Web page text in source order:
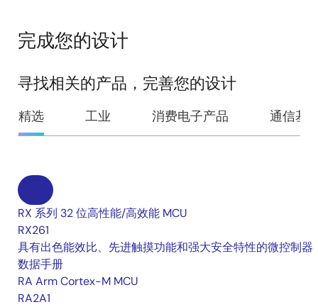
完成您的设计
寻找相关的产品，完善您的设计
精选 工业 消费电子产品 通信基
RX 系列 32 位高性能/高效能 MCU
RX261
具有出色能效比、先进触摸功能和强大安全特性的微控制器
数据手册
RA Arm Cortex-M MCU
RA2A1